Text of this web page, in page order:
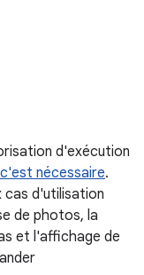
d'exécution
nécessaire.
cas d'utilisation
de photos, la
et l'affichage de